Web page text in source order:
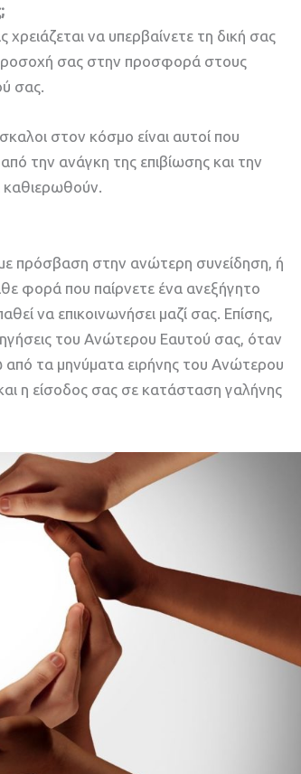
να υπερβαίνετε τη δική σας
σας στην προσφορά στους
σας.
στον κόσμο είναι αυτοί που
την ανάγκη της επιβίωσης και την
πρόσβαση στην ανώτερη συνείδηση, ή
φορά που παίρνετε ένα ανεξήγητο
να επικοινωνήσει μαζί σας. Επίσης,
του Ανώτερου Εαυτού σας, όταν
από τα μηνύματα ειρήνης του Ανώτερου
η είσοδος σας σε κατάσταση γαλήνης